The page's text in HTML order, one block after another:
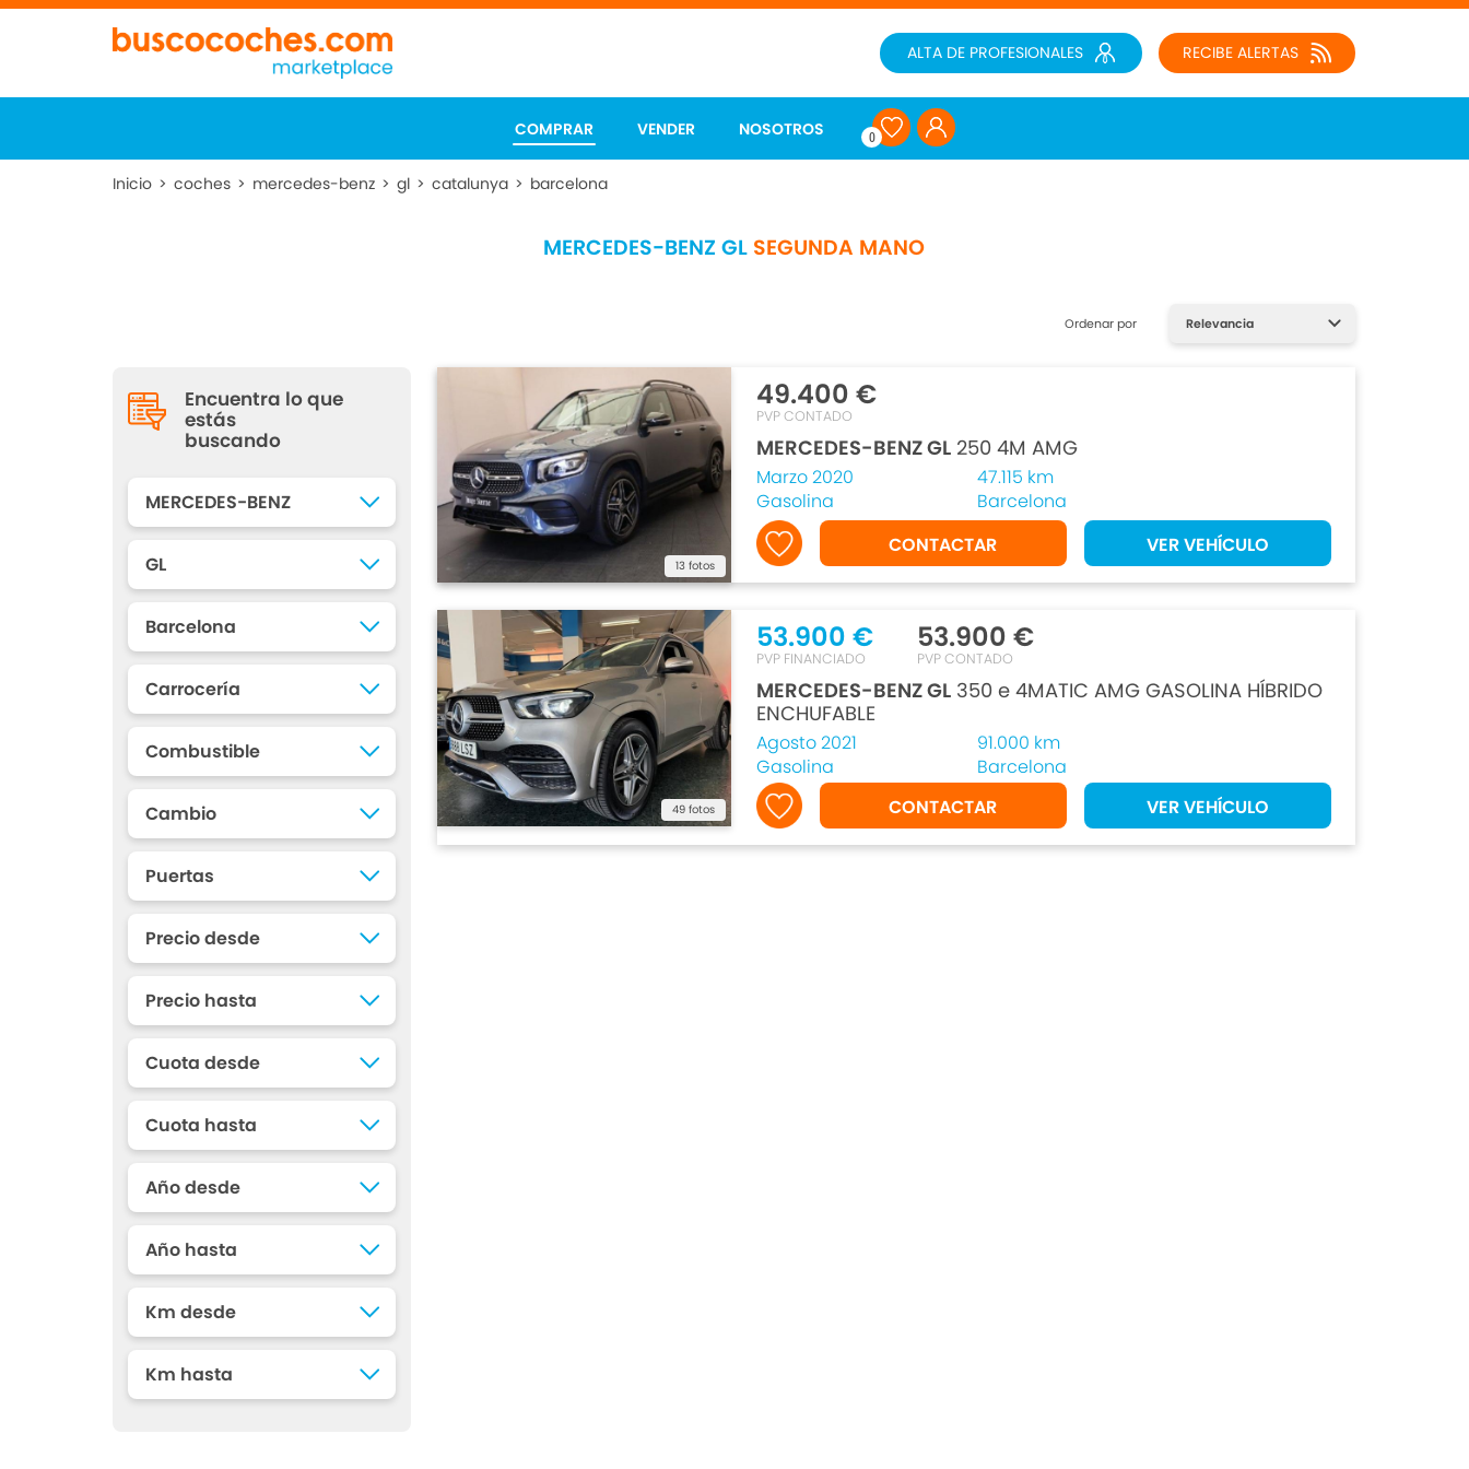
RECIBE ALERTAS
ALTA DE PROFESIONALES
COMPRAR VENDER NOSOTROS 0
Inicio > coches > mercedes-benz > gl > catalunya > barcelona
MERCEDES-BENZ GL SEGUNDA MANO
Encuentra lo que
estás
buscando
Ordenar por
13 fotos
49.400 €
PVP CONTADO
MERCEDES-BENZ GL250 4M AMG
Marzo 2020
Gasolina
47.115 km
Barcelona
CONTACTAR
VER VEHÍCULO
49 fotos
53.900 €
PVP FINANCIADO
53.900 €
PVP CONTADO
MERCEDES-BENZ GL350 e 4MATIC AMG GASOLINA HÍBRIDO
ENCHUFABLE
Agosto 2021
Gasolina
91.000 km
Barcelona
CONTACTAR
VER VEHÍCULO